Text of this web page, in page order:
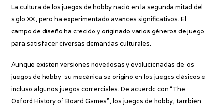
La cultura de los juegos de hobby nació en la segunda mitad del
siglo XX, pero ha experimentado avances significativos. El
campo de diseño ha crecido y originado varios géneros de juego
para satisfacer diversas demandas culturales.
Aunque existen versiones novedosas y evolucionadas de los
juegos de hobby, su mecánica se originó en los juegos clásicos e
incluso algunos juegos comerciales. De acuerdo con “The
Oxford History of Board Games”, los juegos de hobby, también